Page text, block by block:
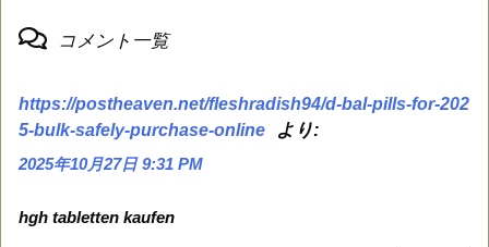
コメント一覧
https://postheaven.net/fleshradish94/d-bal-pills-for-202
5-bulk-safely-purchase-online
より:
2025年10月27日 9:31 PM
hgh tabletten kaufen